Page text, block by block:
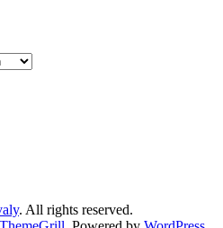
. All rights reserved.